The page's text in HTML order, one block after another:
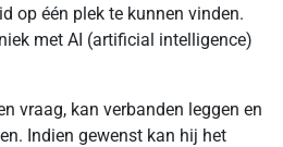
op één plek te kunnen vinden.
met AI (artificial intelligence)
vraag, kan verbanden leggen en
Indien gewenst kan hij het